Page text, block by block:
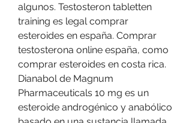
algunos. Testosteron tabletten
training es legal comprar
esteroides en españa. Comprar
testosterona online españa, como
comprar esteroides en costa rica.
Dianabol de Magnum
Pharmaceuticals 10 mg es un
esteroide androgénico y anabólico